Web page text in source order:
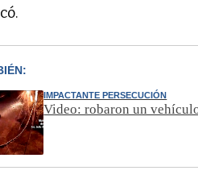
IMPACTANTE PERSECUCIÓN
Video: robaron un